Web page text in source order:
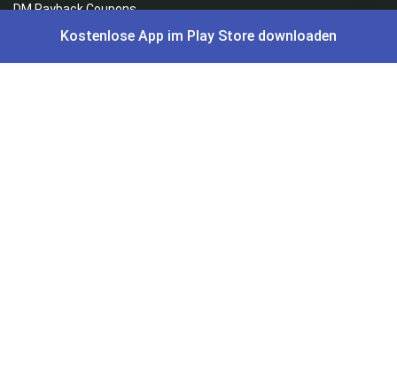
DM Payback Coupons
Kostenlose App im Play Store downloaden